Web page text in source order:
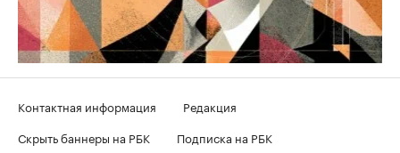
Контактная информация
Редакция
Скрыть баннеры на РБК
Подписка на РБК